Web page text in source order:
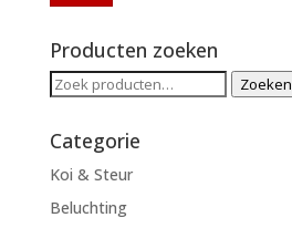
Producten zoeken
Zoeken
Zoeken
Categorie
Koi & Steur
Beluchting